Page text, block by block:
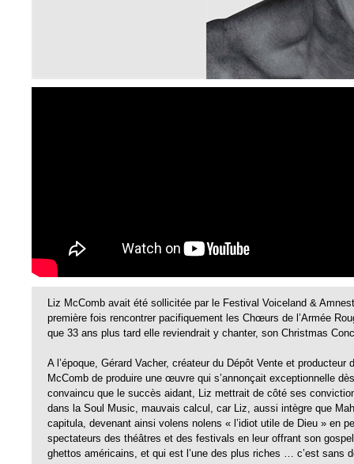
Liz McComb avait été sollicitée par le Festival Voiceland &
première fois rencontrer pacifiquement les Chœurs de l’Armée
que 33 ans plus tard elle reviendrait y chanter, son Christmas
A l’époque, Gérard Vacher, créateur du Dépôt Vente et
McComb de produire une œuvre qui s’annonçait exceptionnelle
convaincu que le succès aidant, Liz mettrait de côté ses
dans la Soul Music, mauvais calcul, car Liz, aussi intègre que
capitula, devenant ainsi volens nolens « l’idiot utile de Dieu » en
spectateurs des théâtres et des festivals en leur offrant son
ghettos américains, et qui est l’une des plus riches … c’est sans